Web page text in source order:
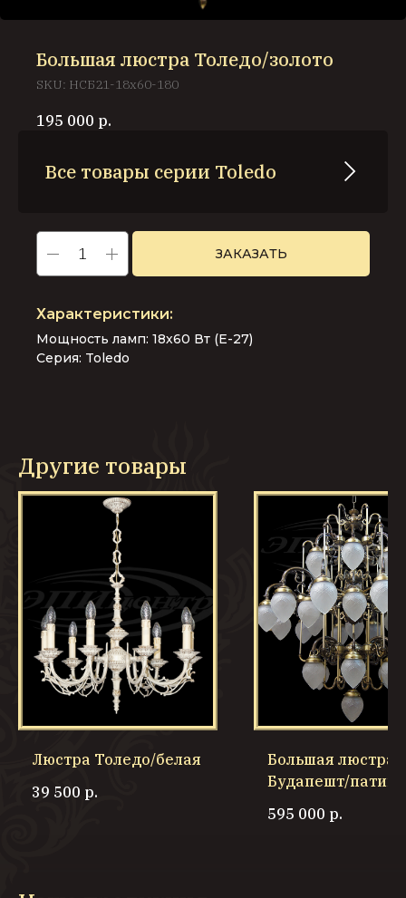
Большая люстра Толедо/золото
SKU: НСБ21-18х60-180
195 000 р.
Все товары серии Toledo
ЗАКАЗАТЬ
Мощность ламп: 18х60 Вт (Е-27)
Серия: Toledo
Другие товары
Люстра Толедо/белая
39 500 р.
Большая люстра
Будапешт/
595 000 р.